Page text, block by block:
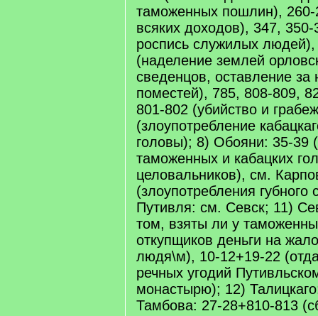
таможенных пошлин), 260-
всяких доходов), 347,
роспись служилых
(наделение землей
сведенцов, оставление за
поместей), 785, 808-809,
801-802 (убийство и
(злоупотребление
головы); 8) Обояни: 35-39
таможенных и кабацких
целовальников), см.
(злоупотребления губного
Путивля: см. Севск; 11)
том, взяты ли у
откупщиков деньги на
людя\м), 10-12+19-22
речных угодий
монастырю); 12)
Тамбова: 27-28+810-813